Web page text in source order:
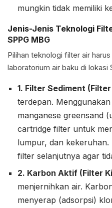
mungkin tidak memiliki
Jenis-Jenis Teknologi
SPPG MBG
Pilihan teknologi filter air
laboratorium air baku di lokasi
1. Filter Sediment
terdepan.
manganese greensand
cartridge filter untuk
lumpur, dan
filter selanjutnya agar
2. Karbon Aktif (Filter
menjernihkan air.
menyerap (adsorpsi)